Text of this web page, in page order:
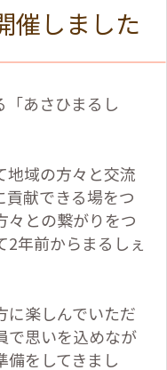
催しました
あさひまるし
地域の方々と交流
貢献できる場をつ
々との繋がりをつ
2年前からまるしぇ
に楽しんでいただ
で思いを込めなが
備をしてきまし